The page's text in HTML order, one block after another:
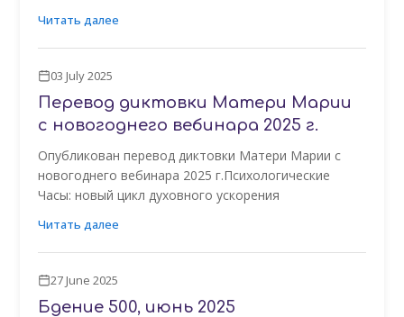
Читать далее
03 July 2025
Перевод диктовки Матери Марии
с новогоднего вебинара 2025 г.
Опубликован перевод диктовки Матери Марии с
новогоднего вебинара 2025 г.Психологические
Часы: новый цикл духовного ускорения
Читать далее
27 June 2025
Бдение 500, июнь 2025